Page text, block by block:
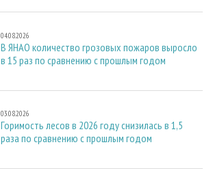
04.08.2026
В ЯНАО количество грозовых пожаров выросло
в 15 раз по сравнению с прошлым годом
03.08.2026
Горимость лесов в 2026 году снизилась в 1,5
раза по сравнению с прошлым годом